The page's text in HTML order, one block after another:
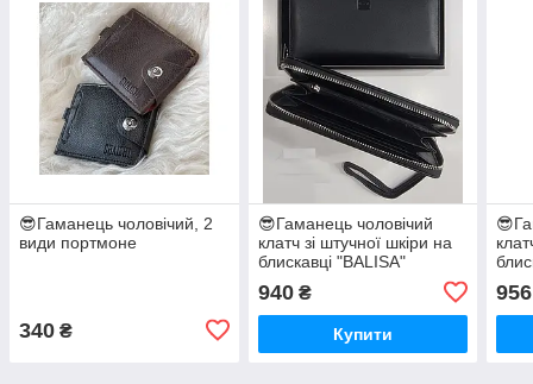
😎Гаманець чоловічий, 2
види портмоне
340 ₴
😎Гаманець чоловічий
клатч зі штучної шкіри на
блискавці "BALISA"
940₴
Купити
956